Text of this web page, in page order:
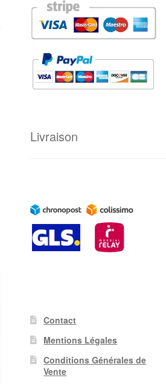
Livraison
Contact
Mentions Légales
Conditions Générales de
Vente